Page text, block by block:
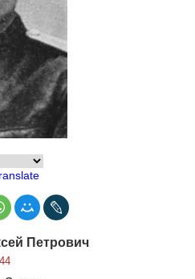
Петрович